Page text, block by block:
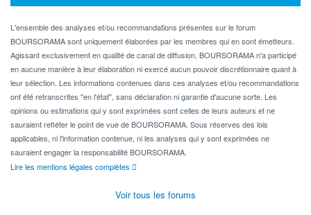
L'ensemble des analyses et/ou recommandations présentes sur le forum
BOURSORAMA sont uniquement élaborées par les membres qui en sont émetteurs.
Agissant exclusivement en qualité de canal de diffusion, BOURSORAMA n'a participé
en aucune manière à leur élaboration ni exercé aucun pouvoir discrétionnaire quant à
leur sélection. Les informations contenues dans ces analyses et/ou recommandations
ont été retranscrites "en l'état", sans déclaration ni garantie d'aucune sorte. Les
opinions ou estimations qui y sont exprimées sont celles de leurs auteurs et ne
sauraient refléter le point de vue de BOURSORAMA. Sous réserves des lois
applicables, ni l'information contenue, ni les analyses qui y sont exprimées ne
sauraient engager la responsabilité BOURSORAMA.
Lire les mentions légales complètes
Voir tous les forums